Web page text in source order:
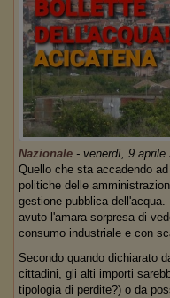
Nazionale - venerdì, 9 aprile
Quello che sta accadendo
politiche delle
gestione pubblica
avuto l'amara sorpresa di
consumo industriale e con
Secondo quando dichiarato
cittadini, gli alti importi
tipologia di perdite?) o da